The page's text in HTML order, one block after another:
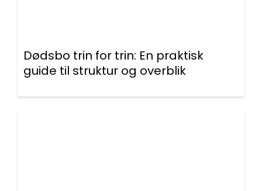
Dødsbo trin for trin: En praktisk
guide til struktur og overblik